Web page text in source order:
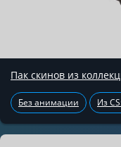
Пак скинов из
Без анимации Из